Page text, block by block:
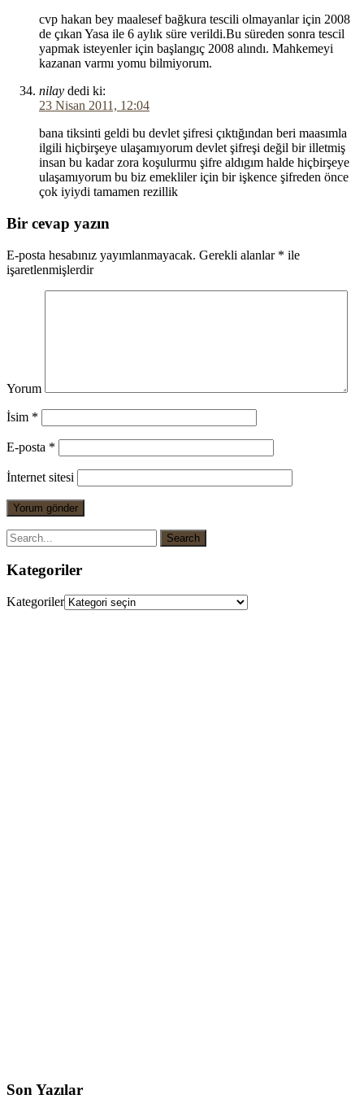
cvp hakan bey maalesef bağkura tescili olmayanlar için 2008
de çıkan Yasa ile 6 aylık süre verildi.Bu süreden sonra tescil
yapmak isteyenler için başlangıç 2008 alındı. Mahkemeyi
kazanan varmı yomu bilmiyorum.
nilay dedi ki:
23 Nisan 2011, 12:04
bana tiksinti geldi bu devlet şifresi çıktığından beri maasımla
ilgili hiçbirşeye ulaşamıyorum devlet şifreşi değil bir illetmiş
insan bu kadar zora koşulurmu şifre aldıgım halde hiçbirşeye
ulaşamıyorum bu biz emekliler için bir işkence şifreden önce
çok iyiydi tamamen rezillik
Bir cevap yazın
E-posta hesabınız yayımlanmayacak. Gerekli alanlar * ile
işaretlenmişlerdir
Yorum
İsim *
E-posta *
İnternet sitesi
Kategoriler
Kategoriler
Son Yazılar